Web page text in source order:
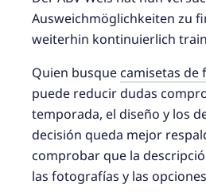
Ausweichmöglichkeiten zu
weiterhin kontinuierlich
Quien busque camisetas de
puede reducir dudas
temporada, el diseño y los
decisión queda mejor
comprobar que la
las fotografías y las